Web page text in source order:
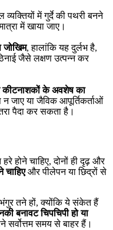
में गुर्दे की पथरी बनने
में खाया जाए।
जोखिम, हालांकि यह दुर्लभ है,
जैसे लक्षण उत्पन्न कर
कीटनाशकों के अवशेष का
न जाए या जैविक आपूर्तिकर्ताओं
पैदा कर सकता है।
होने चाहिए, दोनों ही दृढ़ और
चाहिएऔर पीलेपन या छिद्रों से
तने हों, क्योंकि ये संकेत हैं
बनावट चिपचिपी हो या
सर्वोत्तम समय से बाहर हैं।